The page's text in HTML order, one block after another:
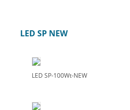
LED SP NEW
LED SP-100Wt-NEW